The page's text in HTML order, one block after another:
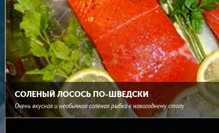
СОЛЕНЫЙ ЛОСОСЬ ПО-ШВЕДСКИ
Очень вкусная и необычная соленая рыбка к новогоднему столу